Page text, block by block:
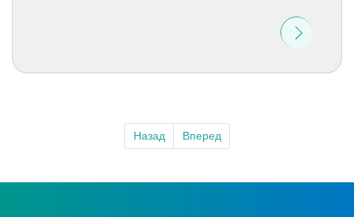
Назад Вперед